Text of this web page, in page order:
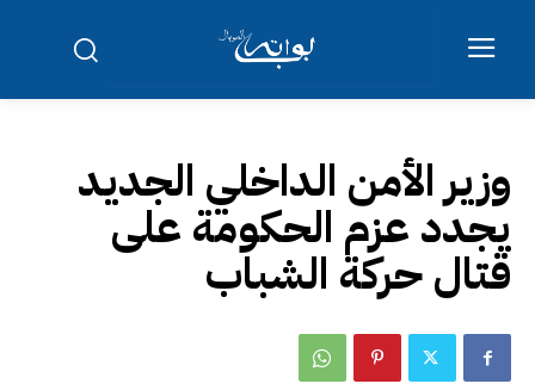
وزير الأمن الداخلي الجديد
يجدد عزم الحكومة على
قتال حركة الشباب